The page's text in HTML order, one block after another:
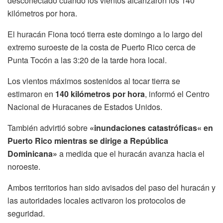
kilómetros por hora.
El huracán Fiona tocó tierra este domingo a lo largo del
extremo suroeste de la costa de Puerto Rico cerca de
Punta Tocón a las 3:20 de la tarde hora local.
Los vientos máximos sostenidos al tocar tierra se
estimaron en 140 kilómetros por hora, informó el Centro
Nacional de Huracanes de Estados Unidos.
También advirtió sobre «inundaciones catastróficas« en
Puerto Rico mientras se dirige a República
Dominicana» a medida que el huracán avanza hacia el
noroeste.
Ambos territorios han sido avisados del paso del huracán y
las autoridades locales activaron los protocolos de
seguridad.